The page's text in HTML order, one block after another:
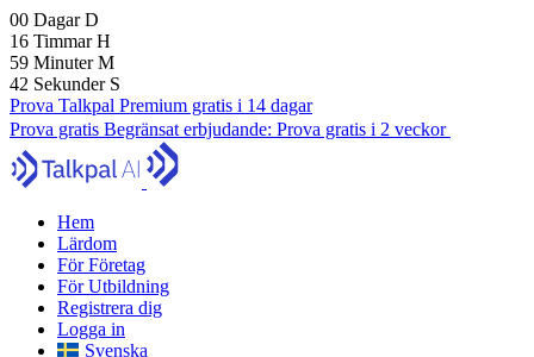
00 DagarD
16 TimmarH
59 MinuterM
42 Sekunder S
Prova Talkpal Premium gratis i 14 dagar
Prova gratis Begränsat erbjudande: Prova gratis i 2 veckor
Hem
Lärdom
För Företag
För Utbildning
Registrera dig
Logga in
Svenska